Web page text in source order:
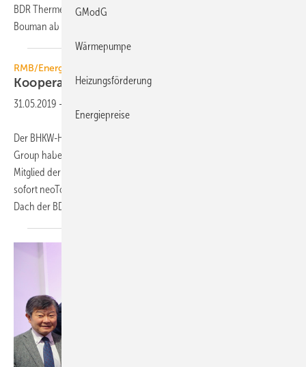
BDR Thermea zum 31. Dezember 2023. Die Nachfolge tritt Tjarko
Bouman ab dem 1. Februar 2024
RMB/Energie
Kooperation mit BDRThermea
31.05.2019 -
Der BHKW-Hersteller RMB/Energie, Saterland, und die BDR Thermea
Group haben einen Kooperationsvertrag geschlossen: RMB/Energie,
Mitglied der weltweit agierenden Yanmar-Gruppe, liefert danach ab
sofort neoTower-Blockheizkraftwerke an Unternehmen unter dem
Dach der BDR-Thermea-Gruppe. Zu
GModG
Wärmepumpe
Heizungsförderung
Energiepreise